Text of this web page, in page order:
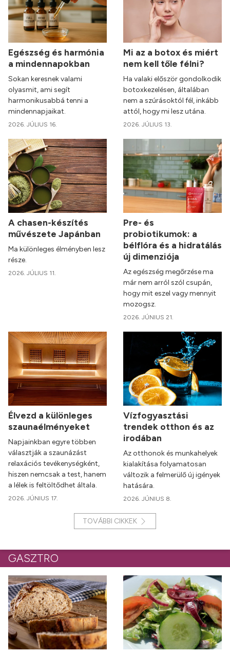
Egészség és harmónia
a mindennapokban
Sokan keresnek valami
olyasmit, ami segít
harmonikusabbá tenni a
mindennapjaikat.
2026. JÚLIUS 16.
Mi az a botox és miért
nem kell tőle félni?
Ha valaki először gondolkodik
botoxkezelésen, általában
nem a szúrásoktól fél, inkább
attól, hogy mi lesz utána.
2026. JÚLIUS 13.
A chasen-készítés
művészete Japánban
Ma különleges élményben lesz
része.
2026. JÚLIUS 11.
Pre- és
probiotikumok: a
bélflóra és a hidratálás
új dimenziója
Az egészség megőrzése ma
már nem arról szól csupán,
hogy mit eszel vagy mennyit
mozogsz.
2026. JÚNIUS 21.
Élvezd a különleges
szaunaélményeket
Napjainkban egyre többen
választják a szaunázást
relaxációs tevékenységként,
hiszen nemcsak a test, hanem
a lélek is feltöltődhet általa.
2026. JÚNIUS 17.
Vízfogyasztási
trendek otthon és az
irodában
Az otthonok és munkahelyek
kialakítása folyamatosan
változik a felmerülő új igények
hatására.
2026. JÚNIUS 8.
TOVÁBBI CIKKEK
GASZTRO